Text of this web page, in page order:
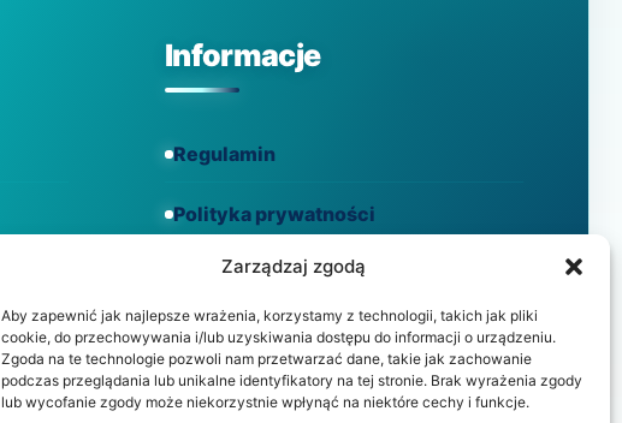
Zarządzaj zgodą
Aby zapewnić jak najlepsze wrażenia, korzystamy z technologii, takich jak pliki
cookie, do przechowywania i/lub uzyskiwania dostępu do informacji o urządzeniu.
Zgoda na te technologie pozwoli nam przetwarzać dane, takie jak zachowanie
podczas przeglądania lub unikalne identyfikatory na tej stronie. Brak wyrażenia zgody
lub wycofanie zgody może niekorzystnie wpłynąć na niektóre cechy i funkcje.
Informacje
Regulamin
Polityka prywatności
Polityka cookies